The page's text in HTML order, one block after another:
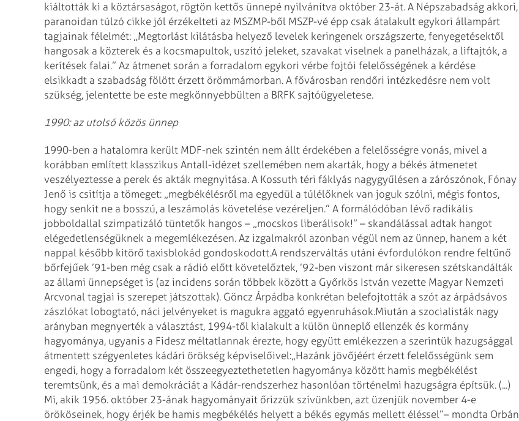
kiáltották ki a köztársaságot, rögtön kettős ünnepé nyilvánítva október 23-át. A Népszabadság akkori,
paranoidan túlzó cikke jól érzékelteti az MSZMP-ből MSZP-vé épp csak átalakult egykori állampárt
tagjainak félelmét: „Megtorlást kilátásba helyező levelek keringenek országszerte, fenyegetésektől
hangosak a közterek és a kocsmapultok, uszító jeleket, szavakat viselnek a panelházak, a liftajtók, a
kerítések falai.” Az átmenet során a forradalom egykori vérbe fojtói felelősségének a kérdése
elsikkadt a szabadság fölött érzett örömmámorban. A fővárosban rendőri intézkedésre nem volt
szükség, jelentette be este megkönnyebbülten a BRFK sajtóügyeletese.
1990: az utolsó közös ünnep
1990-ben a hatalomra került MDF-nek szintén nem állt érdekében a felelősségre vonás, mivel a
korábban említett klasszikus Antall-idézet szellemében nem akarták, hogy a békés átmenetet
veszélyeztesse a perek és akták megnyitása. A Kossuth téri fáklyás nagygyűlésen a zárószónok, Fónay
Jenő is csitítja a tömeget: „megbékélésről ma egyedül a túlélőknek van joguk szólni, mégis fontos,
hogy senkit ne a bosszú, a leszámolás követelése vezéreljen.” A formálódóban lévő radikális
jobboldallal szimpatizáló tüntetők hangos – „mocskos liberálisok!” – skandálással adtak hangot
elégedetlenségüknek a megemlékezésen. Az izgalmakról azonban végül nem az ünnep, hanem a két
nappal később kitörő taxisblokád gondoskodott.A rendszerváltás utáni évfordulókon rendre feltűnő
bőrfejűek ’91-ben még csak a rádió előtt követelőztek, ’92-ben viszont már sikeresen szétskandálták
az állami ünnepséget is (az incidens során többek között a Győrkös István vezette Magyar Nemzeti
Arcvonal tagjai is szerepet játszottak). Göncz Árpádba konkrétan belefojtották a szót az árpádsávos
zászlókat lobogtató, náci jelvényeket is magukra aggató egyenruhások.Miután a szocialisták nagy
arányban megnyerték a választást, 1994-től kialakult a külön ünneplő ellenzék és kormány
hagyománya, ugyanis a Fidesz méltatlannak érezte, hogy együtt emlékezzen a szerintük hazugsággal
átmentett szégyenletes kádári örökség képviselőivel:„Hazánk jövőjéért érzett felelősségünk sem
engedi, hogy a forradalom két összeegyeztethetetlen hagyománya között hamis megbékélést
teremtsünk, és a mai demokráciát a Kádár-rendszerhez hasonlóan történelmi hazugságra építsük. (...)
Mi, akik 1956. október 23-ának hagyományait őrizzük szívünkben, azt üzenjük november 4-e
örököseinek, hogy érjék be hamis megbékélés helyett a békés egymás mellett éléssel”– mondta Orbán